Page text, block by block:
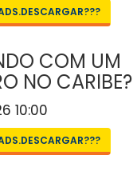
COM UM
NO CARIBE?
10:00